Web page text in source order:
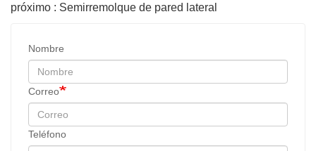
próximo : Semirremolque de pared lateral
Nombre
Correo
Teléfono